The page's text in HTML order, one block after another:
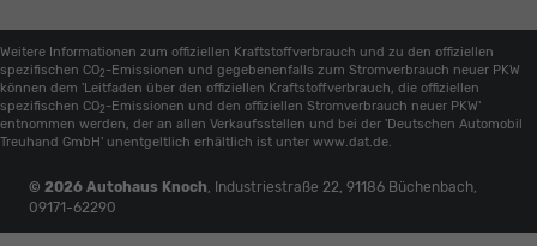
Weitere Informationen zum offiziellen Kraftstoffverbrauch und zu den offiziellen
spezifischen CO2 -Emissionen und gegebenenfalls zum Stromverbrauch neuer PKW
können dem 'Leitfaden über den offiziellen Kraftstoffverbrauch, die offiziellen
spezifischen CO2 -Emissionen und den offiziellen Stromverbrauch neuer PKW'
entnommen werden, der an allen Verkaufsstellen und bei der 'Deutschen Automobil
Treuhand GmbH' unentgeltlich erhältlich ist unter www.dat.de.
© 2026 Autohaus Knoch, Industriestraße 22, 91186 Büchenbach,
09171-62290